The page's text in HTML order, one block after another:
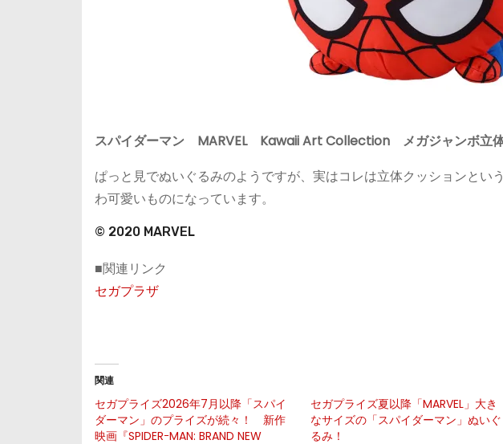
スパイダーマン MARVEL Kawaii Art Collection メガジャンボ立
ぱっと見でぬいぐるみのようですが、実はコレは立体クッションとい
わ可愛いものになっています。
© 2020 MARVEL
■関連リンク
セガプラザ
関連
セガプライズ2026年7月以降「スパイ
ダーマン」のプライズが続々！ 新作
映画『SPIDERｰMAN: BRAND NEW
セガプライズ夏以降「MARVEL」大き
なサイズの「スパイダーマン」ぬいぐ
るみ！